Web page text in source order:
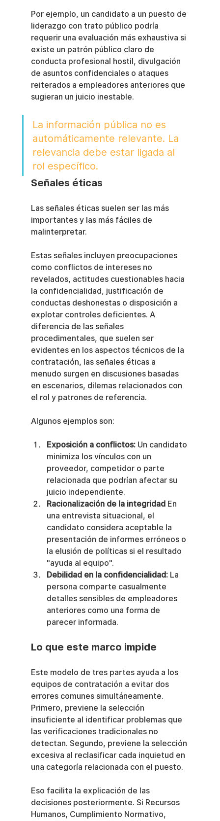
Por ejemplo, un candidato a un puesto de
liderazgo con trato público podría
requerir una evaluación más exhaustiva si
existe un patrón público claro de
conducta profesional hostil, divulgación
de asuntos confidenciales o ataques
reiterados a empleadores anteriores que
sugieran un juicio inestable.
La información pública no es
automáticamente relevante. La
relevancia debe estar ligada al
rol específico.
Señales éticas
Las señales éticas suelen ser las más
importantes y las más fáciles de
malinterpretar.
Estas señales incluyen preocupaciones
como conflictos de intereses no
revelados, actitudes cuestionables hacia
la confidencialidad, justificación de
conductas deshonestas o disposición a
explotar controles deficientes. A
diferencia de las señales
procedimentales, que suelen ser
evidentes en los aspectos técnicos de la
contratación, las señales éticas a
menudo surgen en discusiones basadas
en escenarios, dilemas relacionados con
el rol y patrones de referencia.
Algunos ejemplos son:
Exposición a conflictos: Un candidato
minimiza los vínculos con un
proveedor, competidor o parte
relacionada que podrían afectar su
juicio independiente.
Racionalización de la integridad En
una entrevista situacional, el
candidato considera aceptable la
presentación de informes erróneos o
la elusión de políticas si el resultado
"ayuda al equipo".
Debilidad en la confidencialidad: La
persona comparte casualmente
detalles sensibles de empleadores
anteriores como una forma de
parecer informada.
Lo que este marco impide
Este modelo de tres partes ayuda a los
equipos de contratación a evitar dos
errores comunes simultáneamente.
Primero, previene la selección
insuficiente al identificar problemas que
las verificaciones tradicionales no
detectan. Segundo, previene la selección
excesiva al reclasificar cada inquietud en
una categoría relacionada con el puesto.
Eso facilita la explicación de las
decisiones posteriormente. Si Recursos
Humanos, Cumplimiento Normativo,